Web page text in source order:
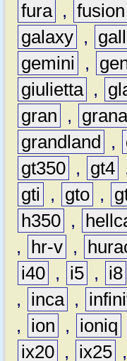
fura , fusion
galaxy ,
gemini
,
giulietta ,
gran
,
grandland
,
gt350 , gt4
gti
, gto ,
h350 ,
,
hr-v ,
i40 , i5 , i8
,
inca ,
,
ion , ioniq
ix20 , ix25 ,